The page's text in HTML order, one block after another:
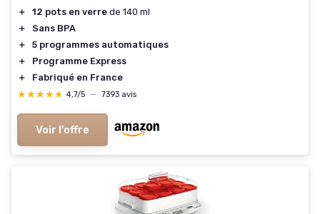
＋ 12 pots en verre de 140 ml
＋
Sans BPA
＋
5 programmes automatiques
＋
Programme Express
＋
Fabriqué en France
★★★★★
★★★★★ 4,7/5 — 7393 avis
Voir l'offre